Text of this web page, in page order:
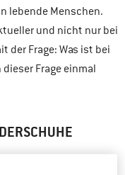
lebende Menschen.
und nicht nur bei
der Frage: Was ist bei
Frage einmal